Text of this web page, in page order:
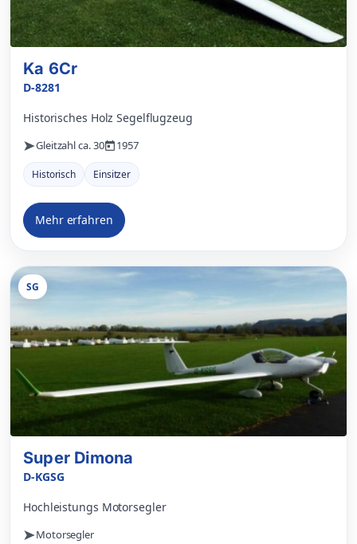
Ka 6Cr
D-8281
Historisches Holz Segelflugzeug
Gleitzahl ca. 30 1957
Historisch Einsitzer
Mehr erfahren
SG
Super Dimona
D-KGSG
Hochleistungs Motorsegler
Motorsegler